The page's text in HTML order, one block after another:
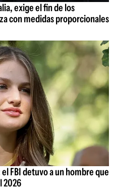
exige el fin de los
con medidas proporcionales
FBI detuvo a un hombre que
2026